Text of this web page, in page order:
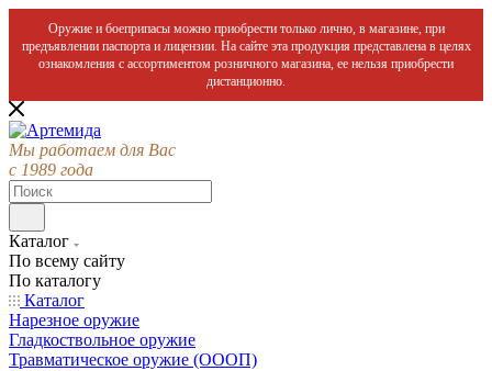
Оружие и боеприпасы можно приобрести только лично, в магазине, при
предъявлении паспорта и лицензии. На сайте эта продукция представлена в целях
ознакомления с ассортиментом розничного магазина, ее нельзя приобрести
дистанционно.
Мы работаем для Вас
с 1989 года
Каталог
По всему сайту
По каталогу
Каталог
Нарезное оружие
Гладкоствольное оружие
Травматическое оружие (ОООП)